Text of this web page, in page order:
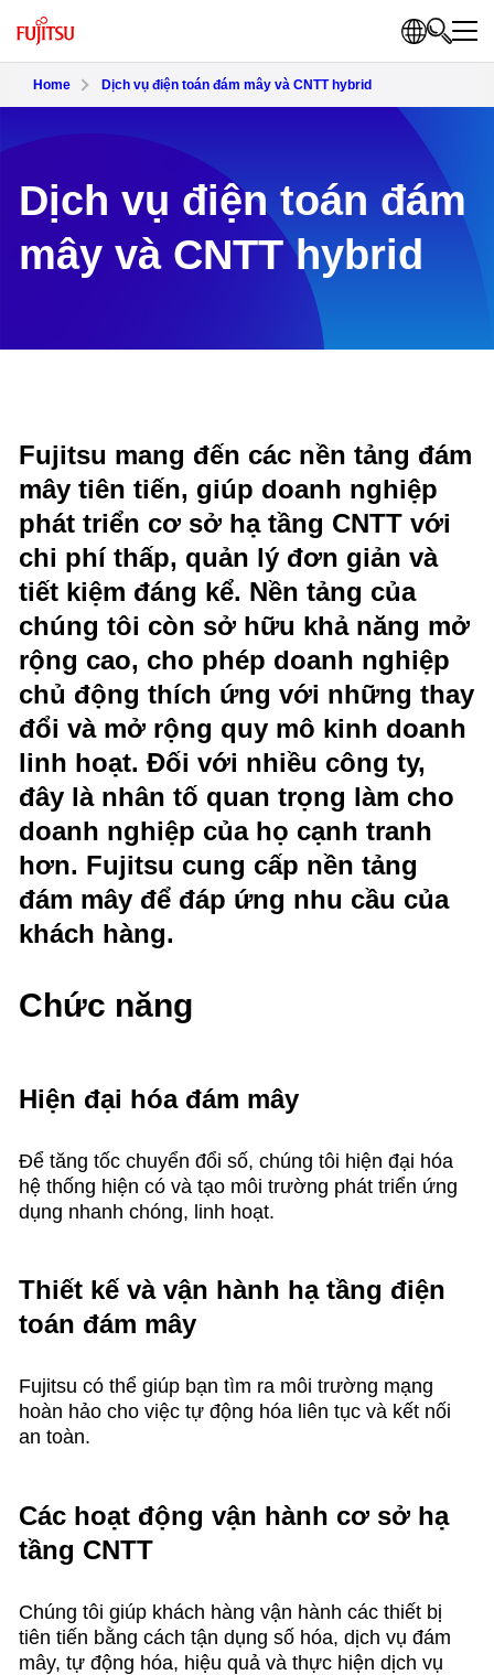
Home Dịch vụ điện toán đám mây và CNTT hybrid
Dịch vụ điện toán đám
mây và CNTT hybrid
Fujitsu mang đến các nền tảng đám
mây tiên tiến, giúp doanh nghiệp
phát triển cơ sở hạ tầng CNTT với
chi phí thấp, quản lý đơn giản và
tiết kiệm đáng kể. Nền tảng của
chúng tôi còn sở hữu khả năng mở
rộng cao, cho phép doanh nghiệp
chủ động thích ứng với những thay
đổi và mở rộng quy mô kinh doanh
linh hoạt. Đối với nhiều công ty,
đây là nhân tố quan trọng làm cho
doanh nghiệp của họ cạnh tranh
hơn. Fujitsu cung cấp nền tảng
đám mây để đáp ứng nhu cầu của
khách hàng.
Chức năng
Hiện đại hóa đám mây
Để tăng tốc chuyển đổi số, chúng tôi hiện đại hóa
hệ thống hiện có và tạo môi trường phát triển ứng
dụng nhanh chóng, linh hoạt.
Thiết kế và vận hành hạ tầng điện
toán đám mây
Fujitsu có thể giúp bạn tìm ra môi trường mạng
hoàn hảo cho việc tự động hóa liên tục và kết nối
an toàn.
Các hoạt động vận hành cơ sở hạ
tầng CNTT
Chúng tôi giúp khách hàng vận hành các thiết bị
tiên tiến bằng cách tận dụng số hóa, dịch vụ đám
mây, tự động hóa, hiệu quả và thực hiện dịch vụ